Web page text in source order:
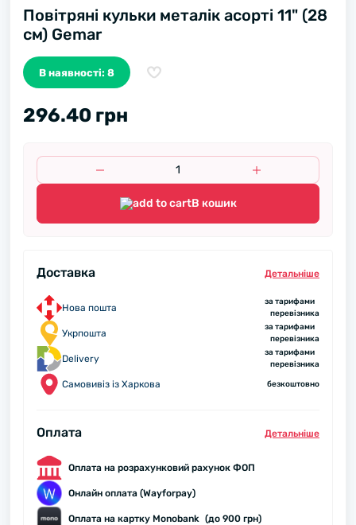
Повітряні кульки металік асорті 11" (28
см) Gemar
В наявності: 8
296.40 грн
В кошик
Доставка Детальнiше
Нова пошта
за тарифами
перевізника
Укрпошта
за тарифами
перевізника
Delivery
за тарифами
перевізника
Самовивіз із Харкова безкоштовно
Оплата Детальнiше
Оплата на розрахунковий рахунок ФОП
Онлайн оплата (Wayforpay)
Оплата на картку Monobank (до 900 грн)